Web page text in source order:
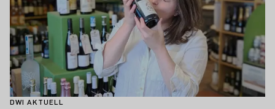
DWI AKTUELL